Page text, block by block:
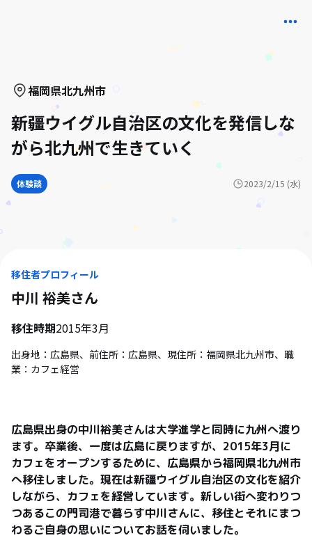
福岡県北九州市
新疆ウイグル自治区の文化を発信しな
がら北九州で生きていく
体験談 2023/2/15 (水)
移住者プロフィール
中川 裕美さん
移住時期2015年3月
出身地：広島県、前住所：広島県、現住所：福岡県北九州市、職
業：カフェ経営
広島県出身の中川裕美さんは大学進学と同時に九州へ渡り
ます。卒業後、一度は広島に戻りますが、2015年3月に
カフェをオープンするために、広島県から福岡県北九州市
へ移住しました。現在は新疆ウイグル自治区の文化を紹介
しながら、カフェを経営しています。新しい街へ変わりつ
つあるこの門司港で暮らす中川さんに、移住とそれにまつ
わるご自身の思いについてお話を伺いました。